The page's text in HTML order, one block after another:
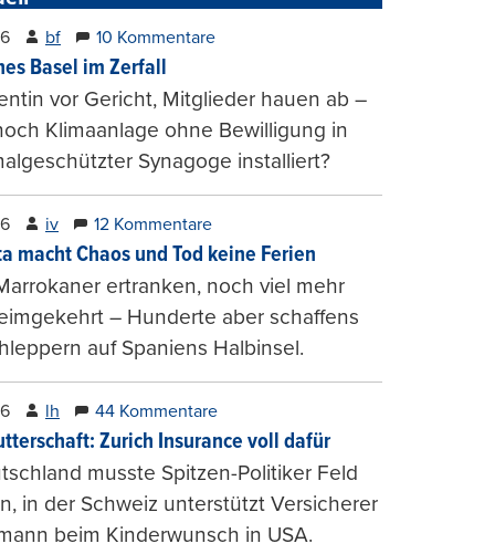
bf 10 Kommentare
Basel im Zerfall
vor Gericht, Mitglieder hauen ab –
Klimaanlage ohne Bewilligung in
Synagoge installiert?
iv 12 Kommentare
macht Chaos und Tod keine Ferien
ertranken, noch viel mehr
– Hunderte aber schaffens
auf Spaniens Halbinsel.
lh 44 Kommentare
Zurich Insurance voll dafür
musste Spitzen-Politiker Feld
in der Schweiz unterstützt Versicherer
beim Kinderwunsch in USA.